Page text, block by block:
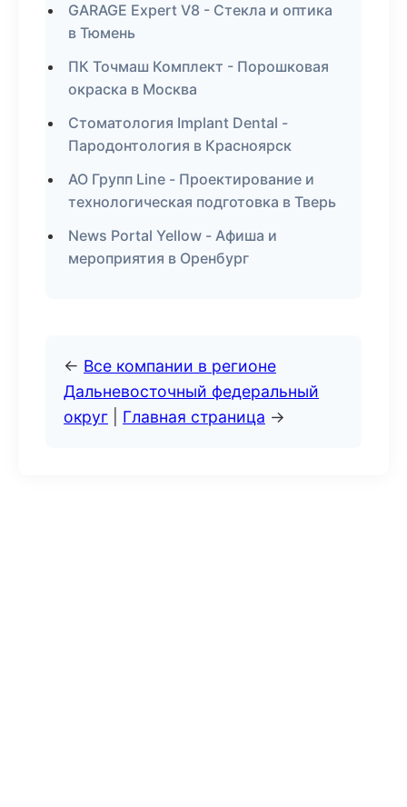
GARAGE Expert V8 - Стекла и оптика
в Тюмень
ПК Точмаш Комплект - Порошковая
окраска в Москва
Стоматология Implant Dental -
Пародонтология в Красноярск
АО Групп Line - Проектирование и
технологическая подготовка в Тверь
News Portal Yellow - Афиша и
мероприятия в Оренбург
← Все компании в регионе
Дальневосточный федеральный
округ
Главная страница →